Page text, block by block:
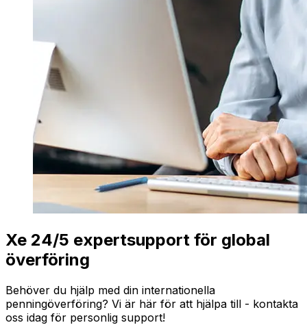
Xe 24/5 expertsupport för global
överföring
Behöver du hjälp med din internationella
penningöverföring? Vi är här för att hjälpa till - kontakta
oss idag för personlig support!